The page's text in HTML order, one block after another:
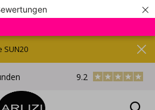
×
Kostenlose
9.2
SUN20